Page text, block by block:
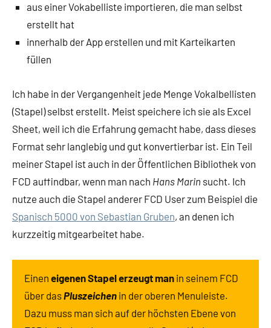
aus einer Vokabelliste importieren, die man selbst
erstellt hat
innerhalb der App erstellen und mit Karteikarten
füllen
Ich habe in der Vergangenheit jede Menge Vokalbellisten
(Stapel) selbst erstellt. Meist speichere ich sie als Excel
Sheet, weil ich die Erfahrung gemacht habe, dass dieses
Format sehr langlebig und gut konvertierbar ist. Ein Teil
meiner Stapel ist auch in der Öffentlichen Bibliothek von
FCD auffindbar, wenn man nach Hans Marin sucht. Ich
nutze auch die Stapel anderer FCD User zum Beispiel die
Spanisch 5000 von Sebastian Gruben, an denen ich
kurzzeitig mitgearbeitet habe.
Einen eigenenStapel erzeugt man in seinem FCD
über dasPluszeichen in der oberen Menuleiste.
Dazu muss man sich auf der höchsten Ebene von